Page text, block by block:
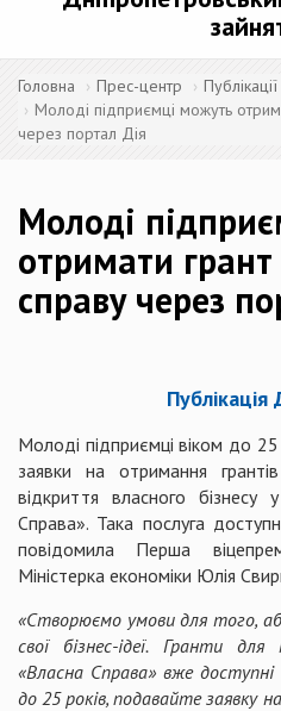
Головна Прес-центр
Публікації
Молоді підприємці можуть
через портал Дія
Молоді
отримати
справу через
Молоді підприємці віком до
заявки на отримання
відкриття власного
Справа». Така послуга
повідомила Перша
Міністерка економіки Юлія
«Створюємо умови для того,
свої бізнес-ідеї. Гранти
«Власна Справа» вже
до 25 років, подавайте